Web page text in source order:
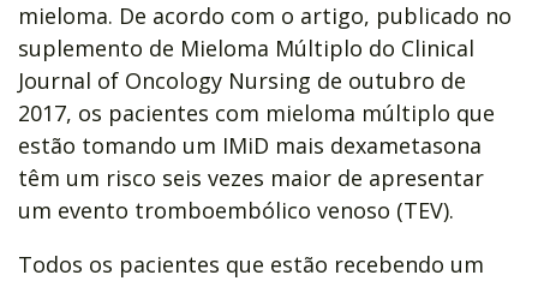
mieloma. De acordo com o artigo, publicado no
suplemento de Mieloma Múltiplo do Clinical
Journal of Oncology Nursing de outubro de
2017, os pacientes com mieloma múltiplo que
estão tomando um IMiD mais dexametasona
têm um risco seis vezes maior de apresentar
um evento tromboembólico venoso (TEV).
Todos os pacientes que estão recebendo um